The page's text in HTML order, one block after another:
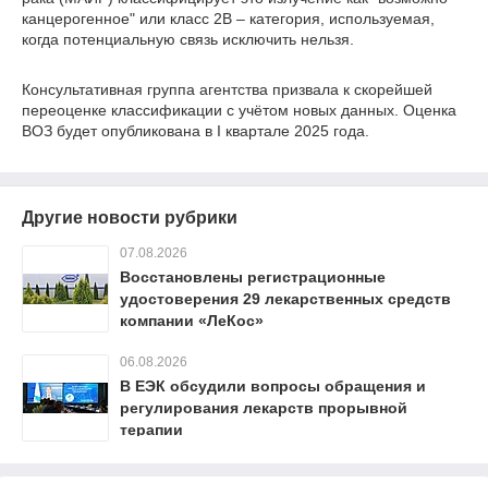
канцерогенное" или класс 2B – категория, используемая,
когда потенциальную связь исключить нельзя.
Консультативная группа агентства призвала к скорейшей
переоценке классификации с учётом новых данных. Оценка
ВОЗ будет опубликована в I квартале 2025 года.
Другие новости рубрики
07.08.2026
Восстановлены регистрационные
удостоверения 29 лекарственных средств
компании «ЛеКос»
06.08.2026
В ЕЭК обсудили вопросы обращения и
регулирования лекарств прорывной
терапии